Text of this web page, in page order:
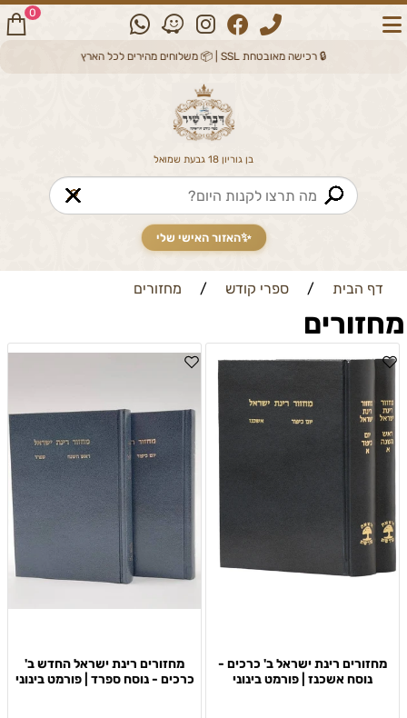
🔒 רכישה מאובטחת SSL | 📦 משלוחים מהירים לכל הארץ
בן גוריון 18 גבעת שמואל
🔎
✨האזור האישי שלי
0
דף הבית / ספרי קודש / מחזורים
מחזורים
מחזורים רינת ישראל ב' כרכים -
נוסח אשכנז | פורמט בינוני
מחזורים רינת ישראל החדש ב'
כרכים - נוסח ספרד | פורמט בינוני